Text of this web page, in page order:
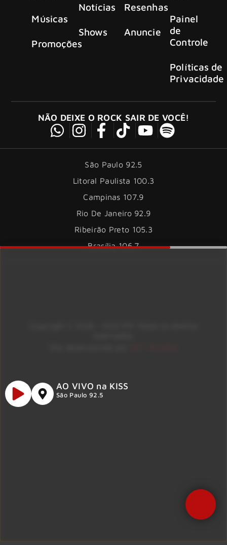
Músicas
Promoções
Notícias
Shows
Resenhas
Anuncie
Painel
de
Controle
Políticas de
Privacidade
NÃO DEIXE O ROCK SAIR DE VOCÊ!
São Paulo 92.5
Litoral Paulista 100.3
Campinas 107.9
Rio De Janeiro 92.9
Ribeirão Preto 105.3
Brasília 106.7
AO VIVO na KISS
São Paulo 92.5